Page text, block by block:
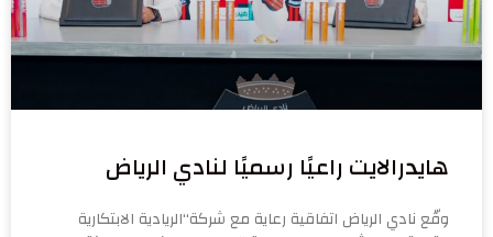
هايدرالايت راعيًا رسميًا لنادي الرياض
وقّع نادي الرياض اتفاقية رعاية مع شركة“الريادية الابتكارية